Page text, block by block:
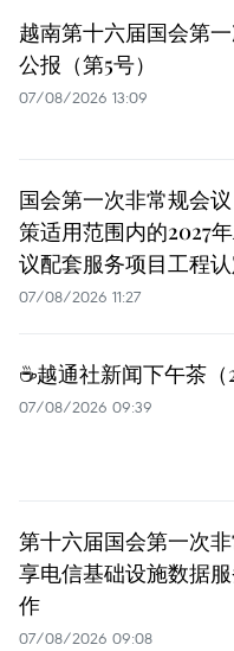
越南第十六届国会第
公报（第5号）
07/08/2026 13:09
国会第一次非常规会
策适用范围内的2027
议配套服务项目工程
07/08/2026 11:27
☕️越通社新闻下午茶（
07/08/2026 09:39
第十六届国会第一次
享电信基础设施数据
作
07/08/2026 09:08